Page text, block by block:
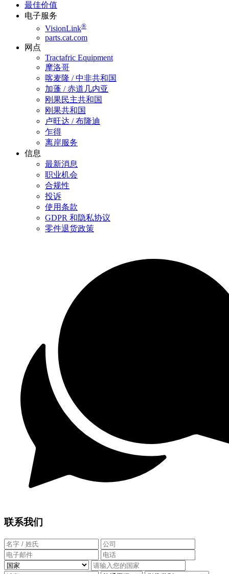
最佳价值
电子服务
VisionLink®
parts.cat.com
网点
Tractafric Equipment
摩洛哥
喀麦隆 / 中非共和国
加蓬 / 赤道几内亚
刚果民主共和国
刚果共和国
卢旺达 / 布隆迪
乍得
离岸服务
信息
最新消息
职业机会
合规性
投诉
使用条款
GDPR 和隐私协议
零件退货政策
联系我们